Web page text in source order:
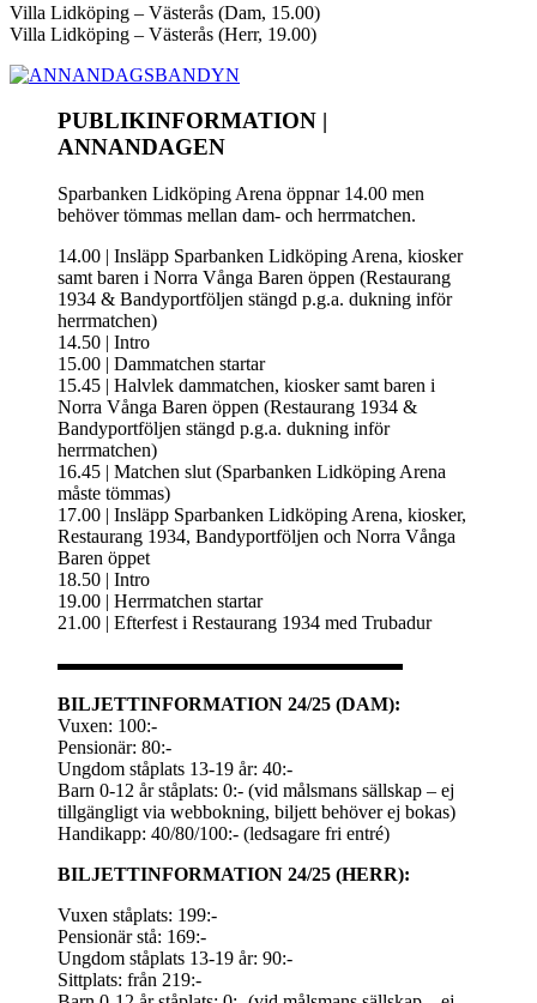
Villa Lidköping – Västerås (Dam, 15.00)
Villa Lidköping – Västerås (Herr, 19.00)
PUBLIKINFORMATION |
ANNANDAGEN
Sparbanken Lidköping Arena öppnar 14.00 men
behöver tömmas mellan dam- och herrmatchen.
14.00 | Insläpp Sparbanken Lidköping Arena, kiosker
samt baren i Norra Vånga Baren öppen (Restaurang
1934 & Bandyportföljen stängd p.g.a. dukning inför
herrmatchen)
14.50 | Intro
15.00 | Dammatchen startar
15.45 | Halvlek dammatchen, kiosker samt baren i
Norra Vånga Baren öppen (Restaurang 1934 &
Bandyportföljen stängd p.g.a. dukning inför
herrmatchen)
16.45 | Matchen slut (Sparbanken Lidköping Arena
måste tömmas)
17.00 | Insläpp Sparbanken Lidköping Arena, kiosker,
Restaurang 1934, Bandyportföljen och Norra Vånga
Baren öppet
18.50 | Intro
19.00 | Herrmatchen startar
21.00 | Efterfest i Restaurang 1934 med Trubadur
▬▬▬▬▬▬▬▬▬▬▬▬▬▬▬▬▬▬
BILJETTINFORMATION 24/25 (DAM):
Vuxen: 100:-
Pensionär: 80:-
Ungdom ståplats 13-19 år: 40:-
Barn 0-12 år ståplats: 0:- (vid målsmans sällskap – ej
tillgängligt via webbokning, biljett behöver ej bokas)
Handikapp: 40/80/100:- (ledsagare fri entré)
BILJETTINFORMATION 24/25 (HERR):
Vuxen ståplats: 199:-
Pensionär stå: 169:-
Ungdom ståplats 13-19 år: 90:-
Sittplats: från 219:-